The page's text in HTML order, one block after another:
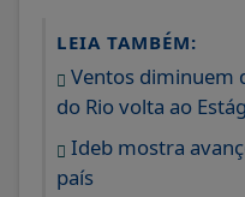
LEIA TAMBÉM:
Ventos diminuem
do Rio volta ao
Ideb mostra
país